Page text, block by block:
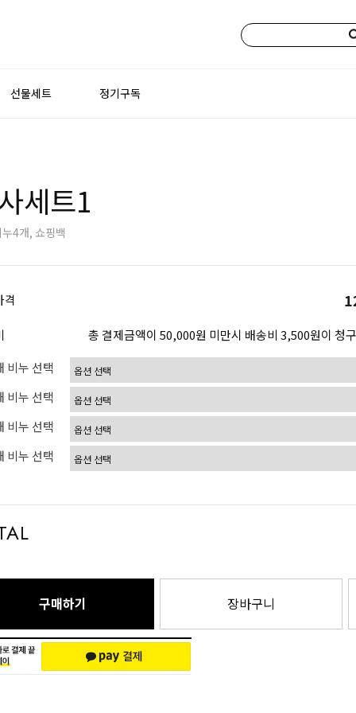
선물세트 정기구독
세트1
4개, 쇼핑백
격
총 결제금액이 50,000원 미만시 배송비 3,500원이 청
비누 선택
비누 선택
비누 선택
비누 선택
구매하기 장바구니